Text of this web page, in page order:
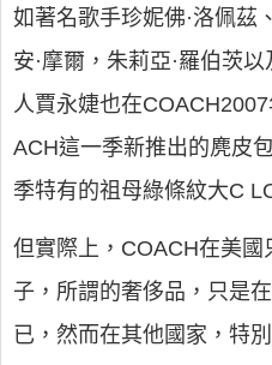
如著名歌手珍妮佛·洛佩茲
安·摩爾，朱莉亞·羅伯茨
人賈永婕也在
ACH這一季新推出的麂皮
季特有的祖母綠條紋大C
但實際上，COACH在美國
子，所謂的奢侈品，只是
已，然而在其他國家，特